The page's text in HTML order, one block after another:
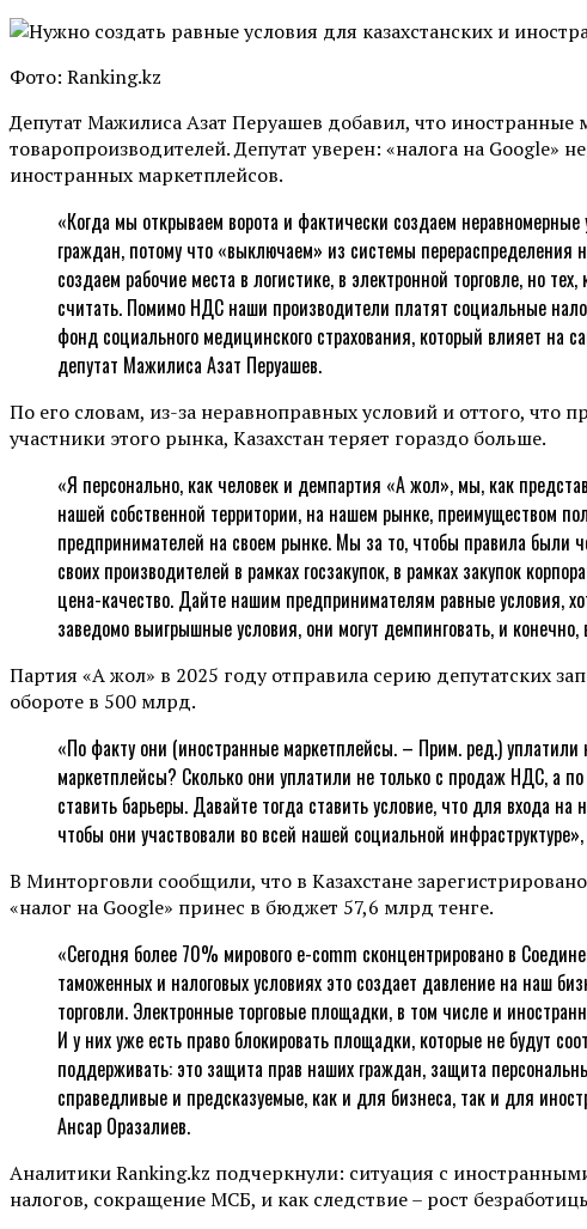
Фото: Ranking.kz
Депутат Мажилиса Азат Перуашев добавил, что
товаропроизводителей. Депутат уверен: «налога на
иностранных маркетплейсов.
«Когда мы открываем ворота и фактически создаем
граждан, потому что «выключаем» из системы перераспределения
создаем рабочие места в логистике, в электронной торговле, но
считать. Помимо НДС наши производители платят социальные
фонд социального медицинского страхования, который влияет на
депутат Мажилиса Азат Перуашев.
По его словам, из-за неравноправных условий и оттого,
участники этого рынка, Казахстан теряет гораздо больше.
«Я персонально, как человек и демпартия «Ақ жол», мы, как
нашей собственной территории, на нашем рынке, преимуществом
предпринимателей на своем рынке. Мы за то, чтобы правила были
своих производителей в рамках госзакупок, в рамках закупок
цена-качество. Дайте нашим предпринимателям равные условия,
заведомо выигрышные условия, они могут демпинговать, и
Партия «Ақ жол» в 2025 году отправила серию депутатских
обороте в 500 млрд.
«По факту они (иностранные маркетплейсы. – Прим. ред.)
маркетплейсы? Сколько они уплатили не только с продаж НДС, а
ставить барьеры. Давайте тогда ставить условие, что для входа
чтобы они участвовали во всей нашей социальной
В Минторговли сообщили, что в Казахстане
«налог на Google» принес в бюджет 57,6 млрд тенге.
«Сегодня более 70% мирового e-comm сконцентрировано в
таможенных и налоговых условиях это создает давление на наш
торговли. Электронные торговые площадки, в том числе и
И у них уже есть право блокировать площадки, которые не будут
поддерживать: это защита прав наших граждан, защита
справедливые и предсказуемые, как и для бизнеса, так и для
Ансар Оразалиев.
Аналитики Ranking.kz подчеркнули: ситуация с
налогов, сокращение МСБ, и как следствие – рост